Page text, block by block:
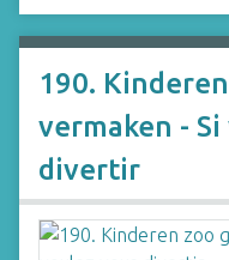
190.
vermaken -
divertir